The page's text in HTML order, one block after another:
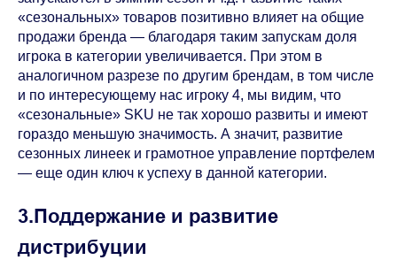
«сезональных» товаров позитивно влияет на общие
продажи бренда — благодаря таким запускам доля
игрока в категории увеличивается. При этом в
аналогичном разрезе по другим брендам, в том числе
и по интересующему нас игроку 4, мы видим, что
«сезональные» SKU не так хорошо развиты и имеют
гораздо меньшую значимость. А значит, развитие
сезонных линеек и грамотное управление портфелем
— еще один ключ к успеху в данной категории.
3.Поддержание и развитие
дистрибуции